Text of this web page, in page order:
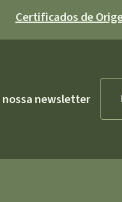
Certificados de
nossa newsletter